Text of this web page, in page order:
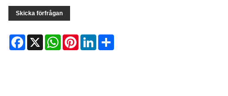
Skicka förfrågan
Facebook
X WhatsAppPinterestLinkedIn